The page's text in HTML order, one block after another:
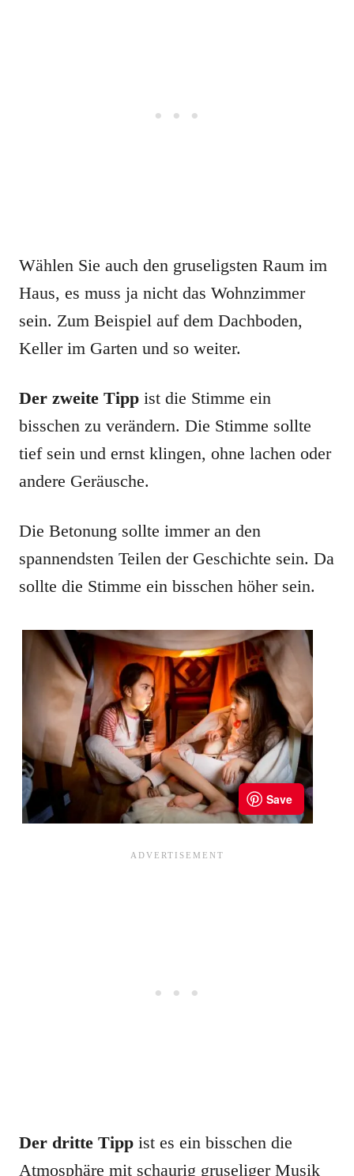
Wählen Sie auch den gruseligsten Raum im
Haus, es muss ja nicht das Wohnzimmer
sein. Zum Beispiel auf dem Dachboden,
Keller im Garten und so weiter.
Der zweite Tipp ist die Stimme ein
bisschen zu verändern. Die Stimme sollte
tief sein und ernst klingen, ohne lachen oder
andere Geräusche.
Die Betonung sollte immer an den
spannendsten Teilen der Geschichte sein. Da
sollte die Stimme ein bisschen höher sein.
Der dritte Tipp ist es ein bisschen die
Atmosphäre mit schaurig gruseliger Musik